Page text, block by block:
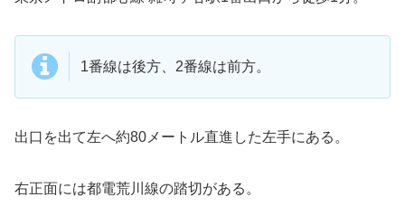
1番線は後方、2番線は前方。
出口を出て左へ約80メートル直進した左手にある。
右正面には都電荒川線の踏切がある。